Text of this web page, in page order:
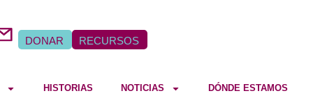
DONAR RECURSOS
HISTORIAS NOTICIAS DÓNDE ESTAMOS